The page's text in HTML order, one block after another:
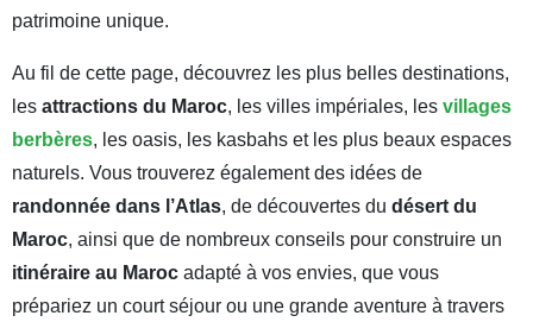
patrimoine unique.
Au fil de cette page, découvrez les plus belles destinations,
les attractions du Maroc, les villes impériales, les villages
berbères, les oasis, les kasbahs et les plus beaux espaces
naturels. Vous trouverez également des idées de
randonnée dans l’Atlas, de découvertes du désert du
Maroc, ainsi que de nombreux conseils pour construire un
itinéraire au Maroc adapté à vos envies, que vous
prépariez un court séjour ou une grande aventure à travers